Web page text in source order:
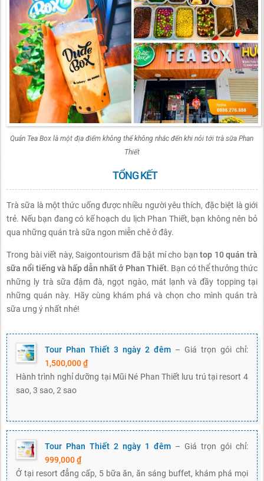
Quán Tea Box là một địa điểm không thể không nhắc đến khi nói tới trà sữa Phan
Thiết
TỔNG KẾT
Trà sữa là một thức uống được nhiều người yêu thích, đặc biệt là giới
trẻ. Nếu bạn đang có kế hoạch du lịch Phan Thiết, bạn không nên bỏ
qua những quán trà sữa ngon miễn chê ở đây.
Trong bài viết này, Saigontourism đã bật mí cho bạn top 10 quán trà
sữa nổi tiếng và hấp dẫn nhất ở Phan Thiết. Bạn có thể thưởng thức
những ly trà sữa đậm đà, ngọt ngào, mát lạnh và đầy topping tại
những quán này. Hãy cùng khám phá và chọn cho mình quán trà
sữa ưng ý nhất nhé!
Tour Phan Thiết 3 ngày 2 đêm– Giá trọn gói chỉ:
1,500,000 ₫
Hành trình nghỉ dưỡng tại Mũi Né Phan Thiết lưu trú tại resort 4
sao, 3 sao, 2 sao
Tour Phan Thiết 2 ngày 1 đêm– Giá trọn gói chỉ:
999,000 ₫
Ở tại resort đẳng cấp, 5 bữa ăn, ăn sáng buffet, khám phá mọi